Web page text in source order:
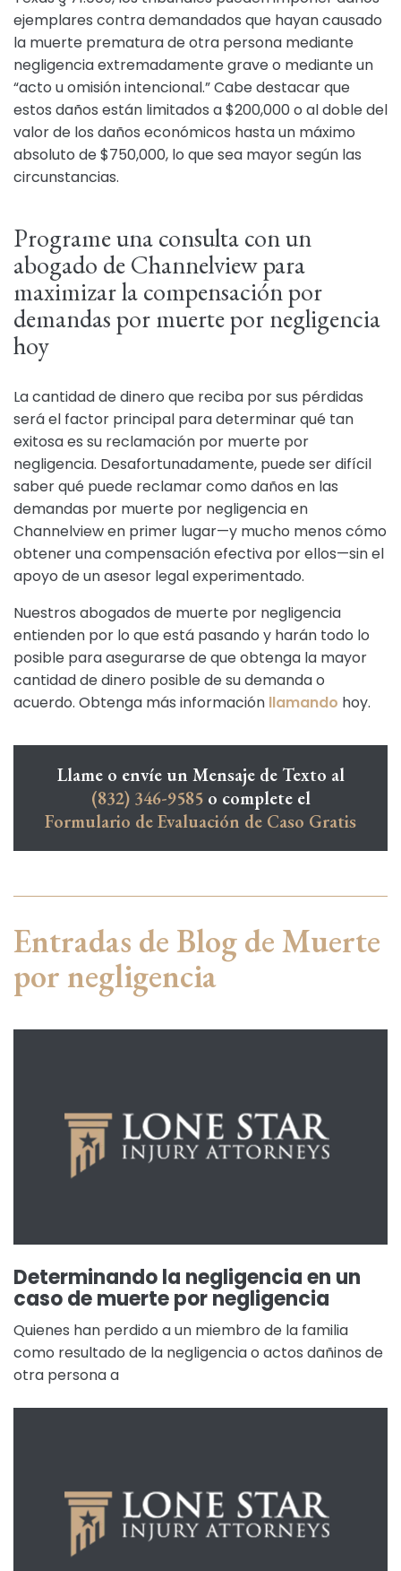
ejemplares contra demandados que hayan causado
la muerte prematura de otra persona mediante
negligencia extremadamente grave o mediante un
“acto u omisión intencional.” Cabe destacar que
estos daños están limitados a $200,000 o al doble del
valor de los daños económicos hasta un máximo
absoluto de $750,000, lo que sea mayor según las
circunstancias.
Programe una consulta con un
abogado de Channelview para
maximizar la compensación por
demandas por muerte por negligencia
hoy
La cantidad de dinero que reciba por sus pérdidas
será el factor principal para determinar qué tan
exitosa es su reclamación por muerte por
negligencia. Desafortunadamente, puede ser difícil
saber qué puede reclamar como daños en las
demandas por muerte por negligencia en
Channelview en primer lugar—y mucho menos cómo
obtener una compensación efectiva por ellos—sin el
apoyo de un asesor legal experimentado.
Nuestros abogados de muerte por negligencia
entienden por lo que está pasando y harán todo lo
posible para asegurarse de que obtenga la mayor
cantidad de dinero posible de su demanda o
acuerdo. Obtenga más información llamando hoy.
Llame o envíe un Mensaje de Texto al
(832) 346-9585o complete el
Formulario de Evaluación de Caso Gratis
Entradas de Blog de Muerte
por negligencia
Determinando la negligencia en un
caso de muerte por negligencia
Quienes han perdido a un miembro de la familia
como resultado de la negligencia o actos dañinos de
otra persona a